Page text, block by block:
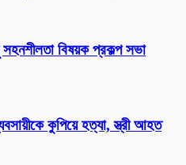
বিষয়ক প্রকল্প সভা
কুপিয়ে হত্যা, স্ত্রী আহত